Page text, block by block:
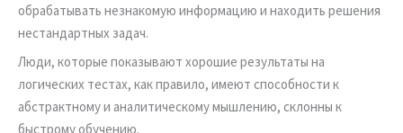
обрабатывать незнакомую информацию и находить решения
нестандартных задач.
Люди, которые показывают хорошие результаты на
логических тестах, как правило, имеют способности к
абстрактному и аналитическому мышлению, склонны к
быстрому обучению.